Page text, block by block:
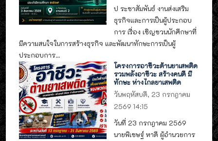
ป ระชาสัมพันธ์ งานส่งเสริม
ธุรกิจและการเป็นผู้ประกอบ
การ เรื่อง เชิญชวนนักศึกษาที่
มีความสนใจในการสร้างธุรกิจ และพัฒนาทักษะการเป็นผู้
ประกอบการ...
โครงการอาชีวะต้านยาเสพติด
รวมพลังอาชีวะ สร้างคนดี มี
ทักษะ ห่างไกลยาเสพติด
วันพฤหัสบดี, 23 กรกฎาคม
2569 14:15
วันที่ 23 กรกฎาคม 2569
นายพิเชษฐ์ หาดี ผู้อำนวยการ